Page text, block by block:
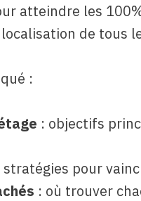
atteindre les
de tous
:
: objectifs
stratégies pour
: où trouver